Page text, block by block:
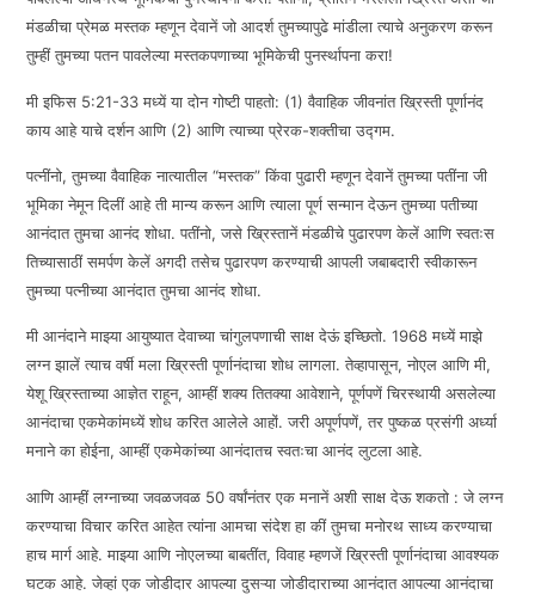
मंडळीचा प्रेमळ मस्तक म्हणून देवानें जो आदर्श तुमच्यापुढे मांडीला त्याचे अनुकरण करून
तुम्हीं तुमच्या पतन पावलेल्या मस्तकपणाच्या भूमिकेची पुनर्स्थापना करा!
मी इफिस 5:21-33 मध्यें या दोन गोष्टी पाहतो: (1) वैवाहिक जीवनांत ख्रिस्ती पूर्णानंद
काय आहे याचे दर्शन आणि (2) आणि त्याच्या प्रेरक-शक्तीचा उद्गम.
पत्नींनो, तुमच्या वैवाहिक नात्यातील “मस्तक” किंवा पुढारी म्हणून देवानें तुमच्या पतींना जी
भूमिका नेमून दिलीं आहे ती मान्य करून आणि त्याला पूर्ण सन्मान देऊन तुमच्या पतीच्या
आनंदात तुमचा आनंद शोधा. पतींनो, जसे ख्रिस्तानें मंडळीचे पुढारपण केलें आणि स्वतःस
तिच्यासाठीं समर्पण केलें अगदी तसेच पुढारपण करण्याची आपली जबाबदारी स्वीकारून
तुमच्या पत्नीच्या आनंदात तुमचा आनंद शोधा.
मी आनंदाने माझ्या आयुष्यात देवाच्या चांगुलपणाची साक्ष देऊं इच्छितो. 1968 मध्यें माझे
लग्न झालें त्याच वर्षी मला ख्रिस्ती पूर्णानंदाचा शोध लागला. तेव्हापासून, नोएल आणि मी,
येशू ख्रिस्ताच्या आज्ञेत राहून, आम्हीं शक्य तितक्या आवेशाने, पूर्णपणें चिरस्थायी असलेल्या
आनंदाचा एकमेकांमध्यें शोध करित आलेले आहों. जरी अपूर्णपणें, तर पुष्कळ प्रसंगी अर्ध्या
मनाने का होईना, आम्हीं एकमेकांच्या आनंदातच स्वतःचा आनंद लुटला आहे.
आणि आम्हीं लग्नाच्या जवळजवळ 50 वर्षांनंतर एक मनानें अशी साक्ष देऊ शकतो : जे लग्न
करण्याचा विचार करित आहेत त्यांना आमचा संदेश हा कीं तुमचा मनोरथ साध्य करण्याचा
हाच मार्ग आहे. माझ्या आणि नोएलच्या बाबतींत, विवाह म्हणजें ख्रिस्ती पूर्णानंदाचा आवश्यक
घटक आहे. जेव्हां एक जोडीदार आपल्या दुसऱ्या जोडीदाराच्या आनंदात आपल्या आनंदाचा